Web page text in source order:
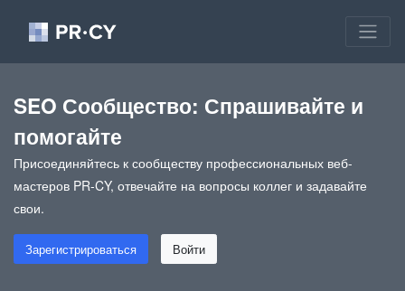
SEO Сообщество: Спрашивайте и
помогайте
Присоединяйтесь к сообществу профессиональных веб-
мастеров PR-CY, отвечайте на вопросы коллег и задавайте
свои.
Зарегистрироваться Войти